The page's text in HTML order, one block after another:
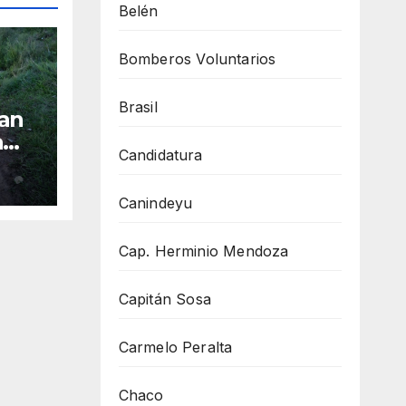
Belén
Bomberos Voluntarios
Brasil
Candidatura
Canindeyu
Cap. Herminio Mendoza
Capitán Sosa
Carmelo Peralta
Chaco